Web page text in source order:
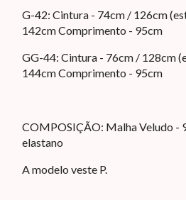
G-42: Cintura - 74cm / 126cm
142cm Comprimento - 95cm
GG-44: Cintura - 76cm / 128cm
144cm Comprimento - 95cm
COMPOSIÇÃO: Malha Veludo -
elastano
A modelo veste P.